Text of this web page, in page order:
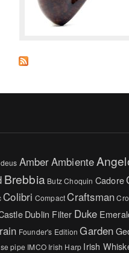
AmberAmbiente
Brebbia Butz Choquin Cadore
Colibri Compact Craftsman
Dublin Filter Duke
Founder's Edition Garden
pipe IMCO Irish Harp Irish